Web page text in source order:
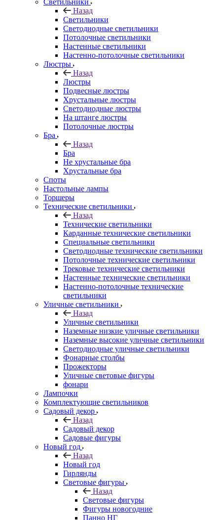
Светильники
Назад
Светильники
Светодиодные светильники
Потолочные светильники
Настенные светильники
Настенно-потолочные светильники
Люстры
Назад
Люстры
Подвесные люстры
Хрустальные люстры
Светодиодные люстры
На штанге люстры
Потолочные люстры
Бра
Назад
Бра
Не хрустальные бра
Хрустальные бра
Споты
Настольные лампы
Торшеры
Технические светильники
Назад
Технические светильники
Карданные технические светильники
Специальные светильники
Светодиодные технические светильники
Потолочные технические светильники
Трековые технические светильники
Настенные технические светильники
Настенно-потолочные технические
светильники
Уличные светильники
Назад
Уличные светильники
Наземные низкие уличные светильники
Наземные высокие уличные светильники
Светодиодные уличные светильники
Фонарные столбы
Прожекторы
Уличные световые фигуры
фонари
Лампочки
Комплектующие светильников
Садовый декор
Назад
Садовый декор
Садовые фигуры
Новый год
Назад
Новый год
Гирлянды
Световые фигуры
Назад
Световые фигуры
Фигуры новогодние
Панно НГ